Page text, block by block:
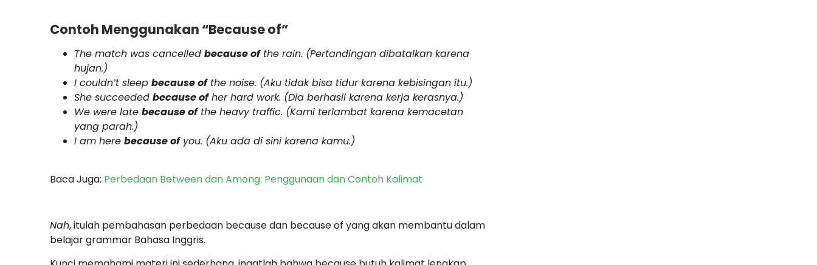
Contoh Menggunakan “Because of”
The match was cancelled because ofthe rain. (Pertandingan dibatalkan karena
hujan.)
I couldn’t sleep because ofthe noise. (Aku tidak bisa tidur karena kebisingan itu.)
She succeeded because ofher hard work. (Dia berhasil karena kerja kerasnya.)
We were late because ofthe heavy traffic. (Kami terlambat karena kemacetan
yang parah.)
I am here because ofyou. (Aku ada di sini karena kamu.)
Baca Juga: Perbedaan Between dan Among: Penggunaan dan Contoh Kalimat
Nah, itulah pembahasan perbedaan because dan because of yang akan membantu dalam
belajar grammar Bahasa Inggris.